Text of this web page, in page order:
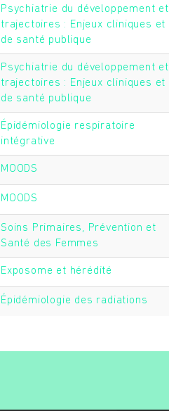
Psychiatrie du développement et
trajectoires : Enjeux cliniques et
de santé publique
Psychiatrie du développement et
trajectoires : Enjeux cliniques et
de santé publique
Épidémiologie respiratoire
intégrative
MOODS
MOODS
Soins Primaires, Prévention et
Santé des Femmes
Exposome et hérédité
Épidémiologie des radiations